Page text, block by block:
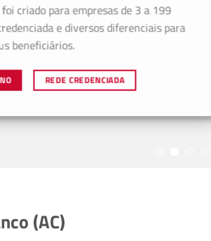
criado para empresas de 3 a 199
e diversos diferenciais para
beneficiários.
REDE CREDENCIADA
(AC)